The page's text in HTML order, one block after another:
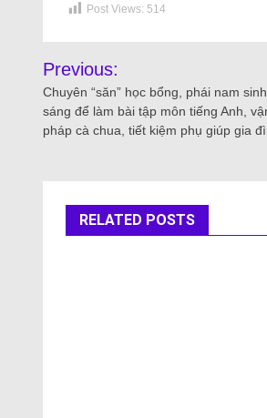
Post Views: 514
Previous:
Chuyên “săn” học bổng, phái nam
sáng để làm bài tập môn tiếng Anh,
pháp cà chua, tiết kiệm phụ giúp gia
RELATED POSTS